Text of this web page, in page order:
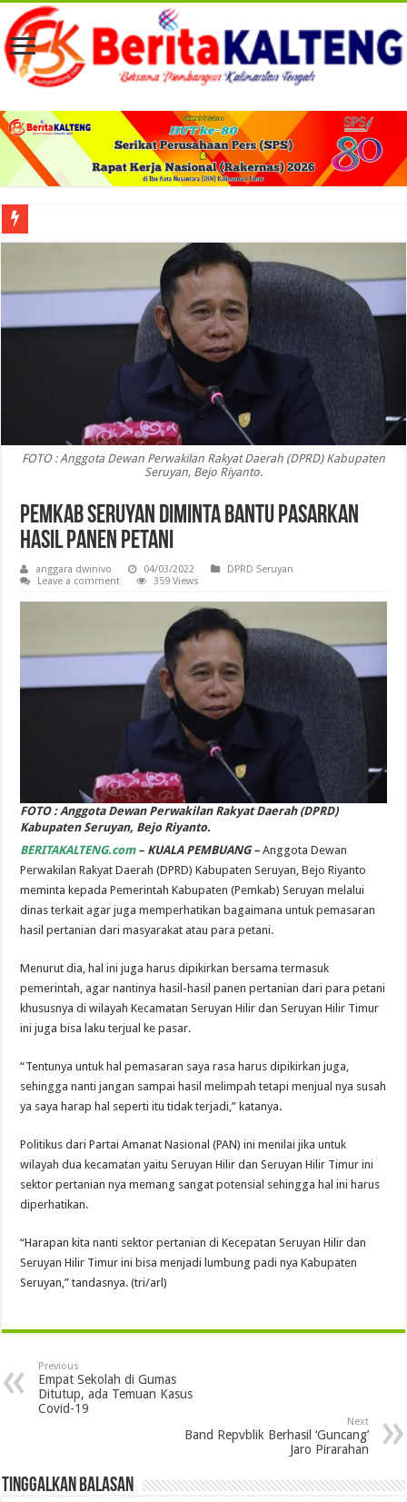
Viral! Selama Dua Bulan Lebih Siltap Serta Tunjangan Pemdes dan BPD di
FOTO : Anggota Dewan Perwakilan Rakyat Daerah (DPRD) Kabupaten
Seruyan, Bejo Riyanto.
Pemkab Seruyan Diminta Bantu Pasarkan
Hasil Panen Petani
anggara dwinivo 04/03/2022
DPRD Seruyan
Leave a comment
359 Views
FOTO : Anggota Dewan Perwakilan Rakyat Daerah (DPRD)
Kabupaten Seruyan, Bejo Riyanto.
BERITAKALTENG.com– KUALA PEMBUANG – Anggota Dewan
Perwakilan Rakyat Daerah (DPRD) Kabupaten Seruyan, Bejo Riyanto
meminta kepada Pemerintah Kabupaten (Pemkab) Seruyan melalui
dinas terkait agar juga memperhatikan bagaimana untuk pemasaran
hasil pertanian dari masyarakat atau para petani.
Menurut dia, hal ini juga harus dipikirkan bersama termasuk
pemerintah, agar nantinya hasil-hasil panen pertanian dari para petani
khususnya di wilayah Kecamatan Seruyan Hilir dan Seruyan Hilir Timur
ini juga bisa laku terjual ke pasar.
“Tentunya untuk hal pemasaran saya rasa harus dipikirkan juga,
sehingga nanti jangan sampai hasil melimpah tetapi menjual nya susah
ya saya harap hal seperti itu tidak terjadi,” katanya.
Politikus dari Partai Amanat Nasional (PAN) ini menilai jika untuk
wilayah dua kecamatan yaitu Seruyan Hilir dan Seruyan Hilir Timur ini
sektor pertanian nya memang sangat potensial sehingga hal ini harus
diperhatikan.
“Harapan kita nanti sektor pertanian di Kecepatan Seruyan Hilir dan
Seruyan Hilir Timur ini bisa menjadi lumbung padi nya Kabupaten
Seruyan,” tandasnya. (tri/arl)
Previous
Empat Sekolah di Gumas
Ditutup, ada Temuan Kasus
Covid-19
Next
Band Repvblik Berhasil ‘Guncang’
Jaro Pirarahan
Tinggalkan Balasan